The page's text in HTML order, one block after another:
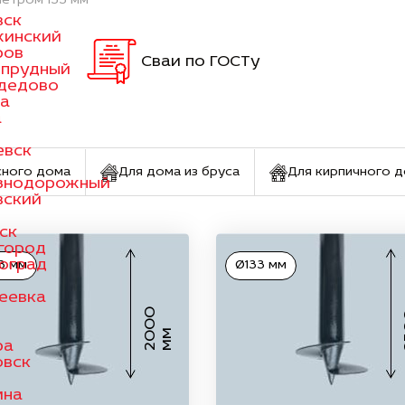
Сваи по ГОСТу
дома Для дома из бруса Для кирпичного
2
0
0
0
м м
мм Ø133 мм